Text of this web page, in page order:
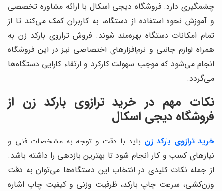
چشمگیری دارد. فروشگاه دیجی اسکال با ارائه مشاوره تخصصی
و آموزش نحوه استفاده از دستگاه، به کاربران کمک می‌کند تا از
تمام امکانات دستگاه بهره‌مند شوند. فروش ترازوی بارکد زن به
همراه لوازم جانبی و نرم‌افزارهای اختصاصی نیز در این فروشگاه
انجام می‌شود که موجب سهولت کارکرد و ارتقاء کارایی دستگاه‌ها
می‌گردد.
نکات مهم در خرید ترازوی بارکد زن از
فروشگاه دیجی اسکال
خرید ترازوی بارکد زن باید با دقت و توجه به مشخصات فنی و
نیازهای کسب و کار انجام شود تا بهترین بازدهی را داشته باشد.
از جمله نکات کلیدی در انتخاب این دستگاه‌ها می‌توان به دقت
وزن‌کشی، سرعت چاپ بارکد، ظرفیت وزنی و کیفیت چاپ اشاره